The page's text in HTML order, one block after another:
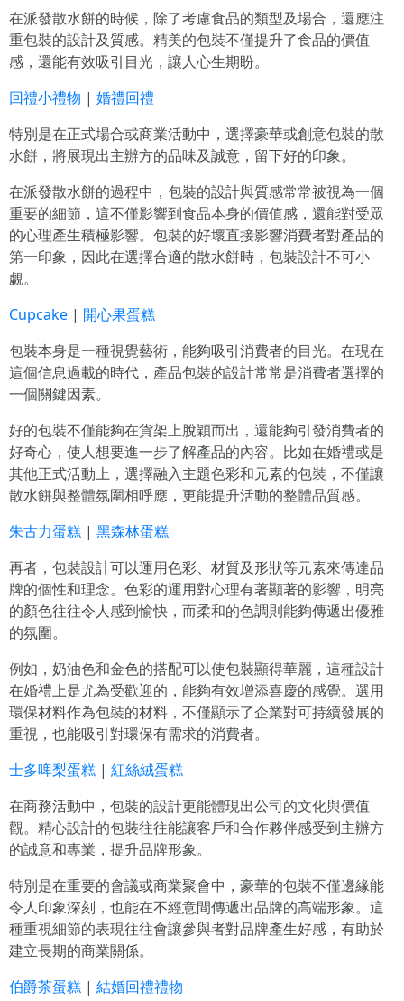
在派發散水餅的時候，除了考慮食品的類型及場合，還應注
重包裝的設計及質感。精美的包裝不僅提升了食品的價值
感，還能有效吸引目光，讓人心生期盼。
回禮小禮物 | 婚禮回禮
特別是在正式場合或商業活動中，選擇豪華或創意包裝的散
水餅，將展現出主辦方的品味及誠意，留下好的印象。
在派發散水餅的過程中，包裝的設計與質感常常被視為一個
重要的細節，這不僅影響到食品本身的價值感，還能對受眾
的心理產生積極影響。包裝的好壞直接影響消費者對產品的
第一印象，因此在選擇合適的散水餅時，包裝設計不可小
覷。
Cupcake | 開心果蛋糕
包裝本身是一種視覺藝術，能夠吸引消費者的目光。在現在
這個信息過載的時代，產品包裝的設計常常是消費者選擇的
一個關鍵因素。
好的包裝不僅能夠在貨架上脫穎而出，還能夠引發消費者的
好奇心，使人想要進一步了解產品的內容。比如在婚禮或是
其他正式活動上，選擇融入主題色彩和元素的包裝，不僅讓
散水餅與整體氛圍相呼應，更能提升活動的整體品質感。
朱古力蛋糕 | 黑森林蛋糕
再者，包裝設計可以運用色彩、材質及形狀等元素來傳達品
牌的個性和理念。色彩的運用對心理有著顯著的影響，明亮
的顏色往往令人感到愉快，而柔和的色調則能夠傳遞出優雅
的氛圍。
例如，奶油色和金色的搭配可以使包裝顯得華麗，這種設計
在婚禮上是尤為受歡迎的，能夠有效增添喜慶的感覺。選用
環保材料作為包裝的材料，不僅顯示了企業對可持續發展的
重視，也能吸引對環保有需求的消費者。
士多啤梨蛋糕 | 紅絲絨蛋糕
在商務活動中，包裝的設計更能體現出公司的文化與價值
觀。精心設計的包裝往往能讓客戶和合作夥伴感受到主辦方
的誠意和專業，提升品牌形象。
特別是在重要的會議或商業聚會中，豪華的包裝不僅邊緣能
令人印象深刻，也能在不經意間傳遞出品牌的高端形象。這
種重視細節的表現往往會讓參與者對品牌產生好感，有助於
建立長期的商業關係。
伯爵茶蛋糕 | 結婚回禮禮物